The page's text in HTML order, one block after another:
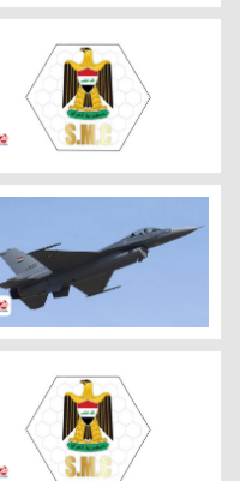
بالتنسيق بين
تدمير ثلاث أوكار لداعش
الطيران العراقي